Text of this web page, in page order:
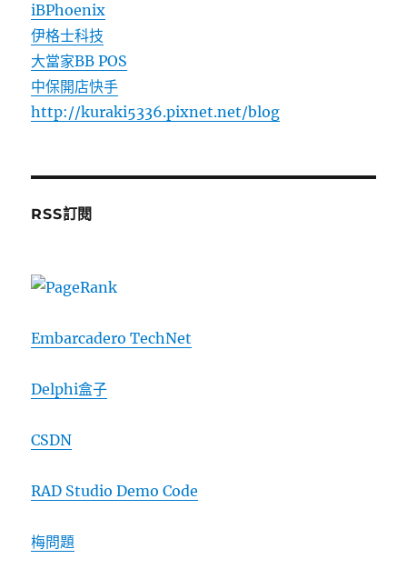
iBPhoenix
伊格士科技
大當家BB POS
中保開店快手
http://kuraki5336.pixnet.net/blog
RSS訂閱
Embarcadero TechNet
Delphi盒子
CSDN
RAD Studio Demo Code
梅問題